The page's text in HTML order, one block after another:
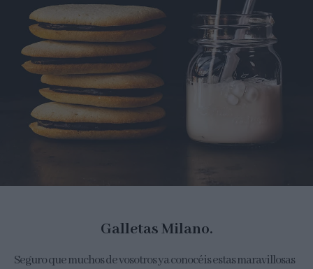
Galletas Milano.
Seguro que muchos de vosotros ya conocéis estas maravillosas